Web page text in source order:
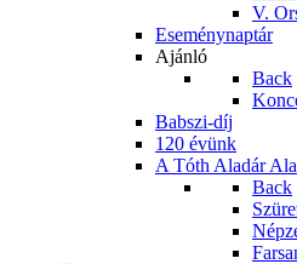
V.
Eseménynaptár
Ajánló
Back
Babszi-díj
120 évünk
A Tóth Aladár
Back